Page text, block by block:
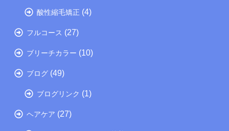
酸性縮毛矯正 (4)
フルコース (27)
ブリーチカラー (10)
ブログ (49)
ブログリンク (1)
ヘアケア (27)